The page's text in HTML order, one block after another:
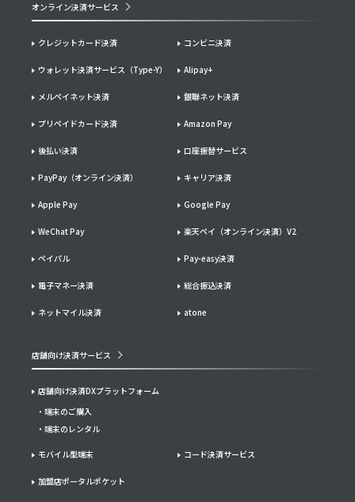
オンライン決済サービス
クレジットカード決済 コンビニ決済
後払い決済
ペイパル
メルペイネット決済 銀聯ネット決済
プリペイドカード決済 Amazon Pay
Apple Pay
口座振替サービス
PayPay（オンライン決済） キャリア決済
ウォレット決済サービス（Type-Y） Alipay+
WeChat Pay 楽天ペイ（オンライン決済）V2
Google Pay
Pay-easy決済
電子マネー決済 総合振込決済
ネットマイル決済 atone
店舗向け決済サービス
店舗向け決済DXプラットフォーム
端末のご購入
端末のレンタル
モバイル型端末 コード決済サービス
加盟店ポータルポケット